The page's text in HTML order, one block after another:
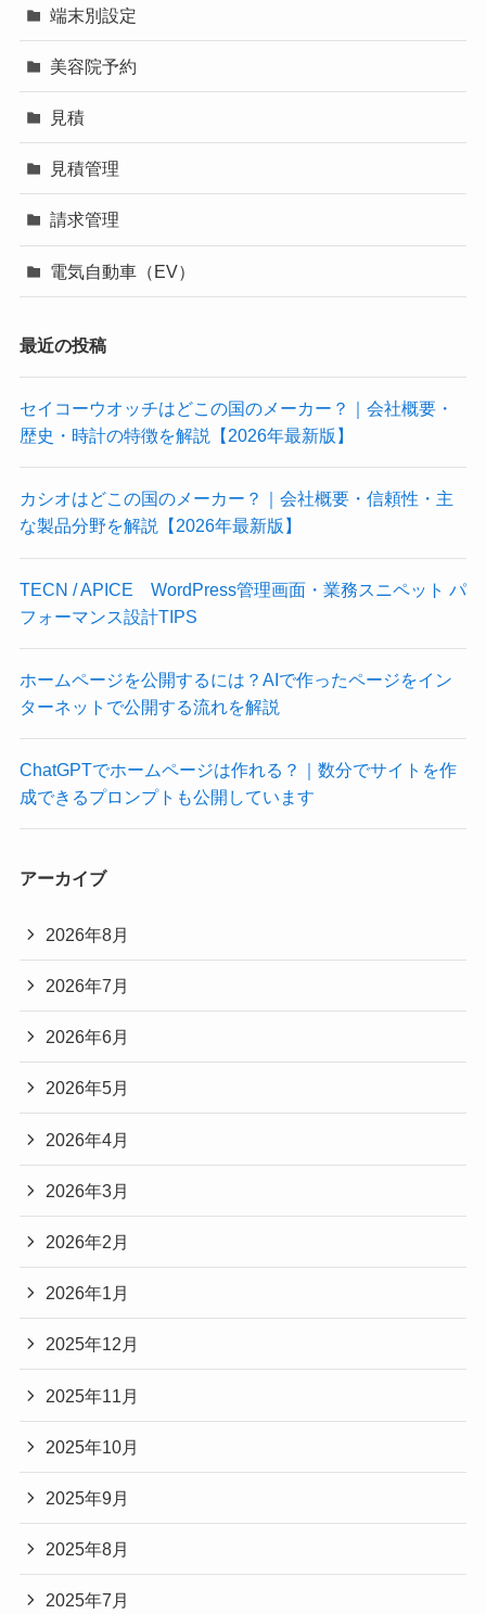
端末別設定
美容院予約
見積
見積管理
請求管理
電気自動車（EV）
最近の投稿
セイコーウオッチはどこの国のメーカー？｜会社概要・
歴史・時計の特徴を解説【2026年最新版】
カシオはどこの国のメーカー？｜会社概要・信頼性・主
な製品分野を解説【2026年最新版】
TECN / APICE WordPress管理画面・業務スニペット パ
フォーマンス設計TIPS
ホームページを公開するには？AIで作ったページをイン
ターネットで公開する流れを解説
ChatGPTでホームページは作れる？｜数分でサイトを作
成できるプロンプトも公開しています
アーカイブ
2026年8月
2026年7月
2026年6月
2026年5月
2026年4月
2026年3月
2026年2月
2026年1月
2025年12月
2025年11月
2025年10月
2025年9月
2025年8月
2025年7月